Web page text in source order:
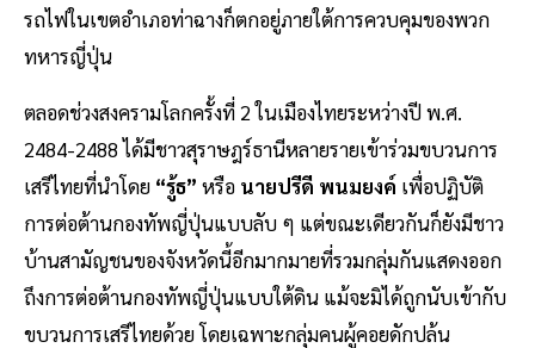
รถไฟในเขตอำเภอท่าฉางก็ตกอยู่ภายใต้การควบคุมของพวก
ทหารญี่ปุ่น
ตลอดช่วงสงครามโลกครั้งที่ 2 ในเมืองไทยระหว่างปี พ.ศ.
2484-2488 ได้มีชาวสุราษฎร์ธานีหลายรายเข้าร่วมขบวนการ
เสรีไทยที่นำโดย “รู้ธ” หรือ นายปรีดี พนมยงค์ เพื่อปฏิบัติ
การต่อต้านกองทัพญี่ปุ่นแบบลับ ๆ แต่ขณะเดียวกันก็ยังมีชาว
บ้านสามัญชนของจังหวัดนี้อีกมากมายที่รวมกลุ่มกันแสดงออก
ถึงการต่อต้านกองทัพญี่ปุ่นแบบใต้ดิน แม้จะมิได้ถูกนับเข้ากับ
ขบวนการเสรีไทยด้วย โดยเฉพาะกลุ่มคนผู้คอยดักปล้น